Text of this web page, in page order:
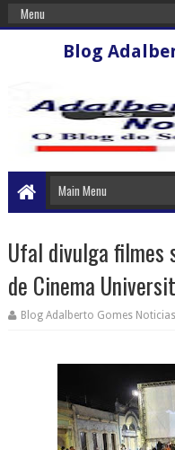
Blog
Ufal divulga filmes
de Cinema
Blog Adalberto Gomes Noticias